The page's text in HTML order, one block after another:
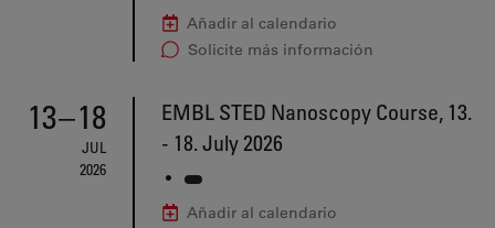
Añadir al calendario
Solicite más información
13–18
JUL
2026
EMBL STED Nanoscopy Course, 13.
- 18. July 2026
•
Añadir al calendario